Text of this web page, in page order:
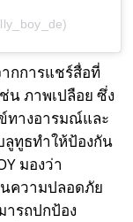
กการแชร์สื่อที่
น ภาพเปลือย ซึ่ง
ทางอารมณ์และ
ลูทูธทำให้ป้องกัน
มองว่า
นความปลอดภัย
ารถปกป้อง